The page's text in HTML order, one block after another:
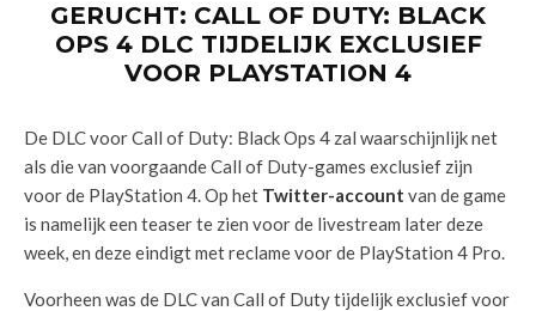
GERUCHT: CALL OF DUTY: BLACK
OPS 4 DLC TIJDELIJK EXCLUSIEF
VOOR PLAYSTATION 4
De DLC voor Call of Duty: Black Ops 4 zal waarschijnlijk net
als die van voorgaande Call of Duty-games exclusief zijn
voor de PlayStation 4. Op het Twitter-account van de game
is namelijk een teaser te zien voor de livestream later deze
week, en deze eindigt met reclame voor de PlayStation 4 Pro.
Voorheen was de DLC van Call of Duty tijdelijk exclusief voor